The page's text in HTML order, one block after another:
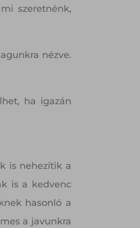
szeretnénk,
nézve.
ha igazán
is nehezítik a
is a kedvenc
hasonló a
a javunkra